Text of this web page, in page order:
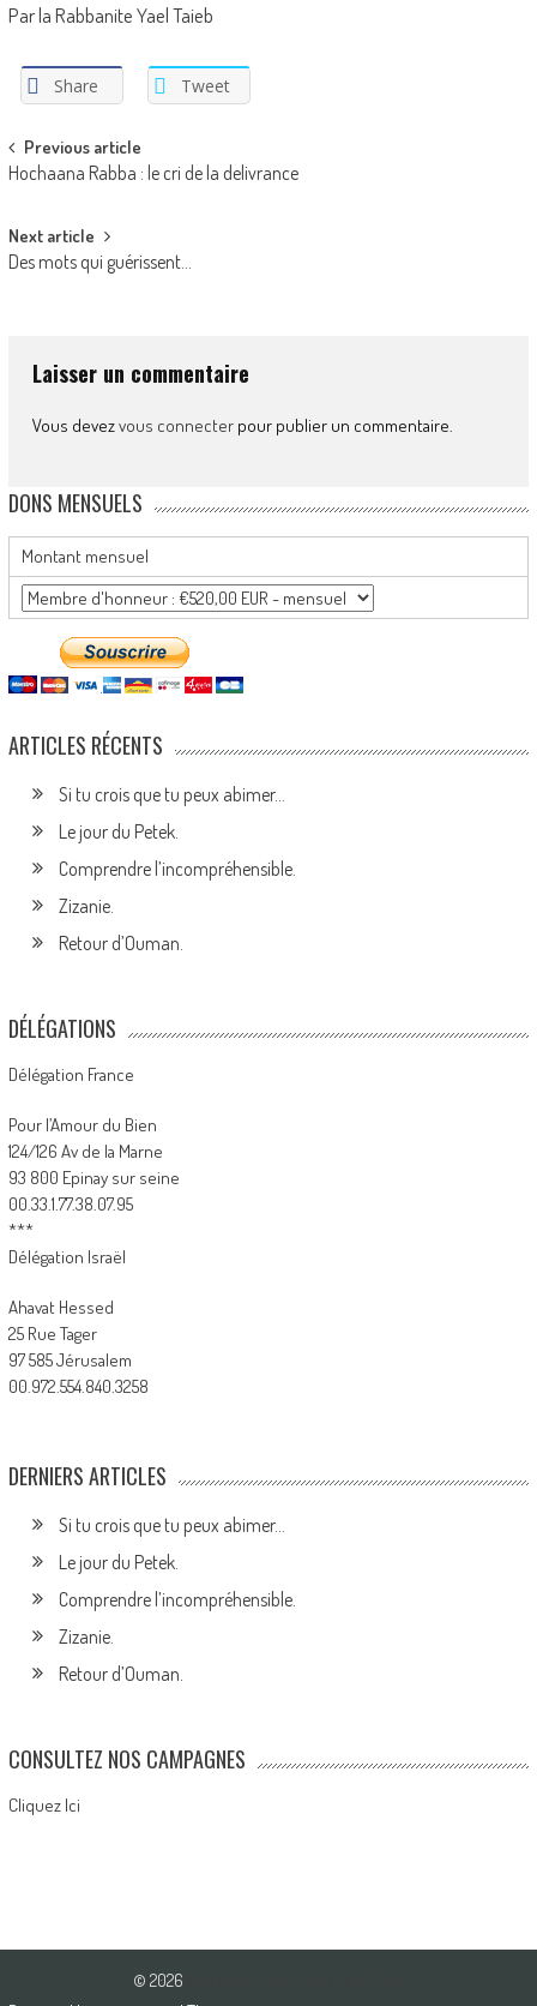
Par la Rabbanite Yael Taieb
Share Tweet
Post
navigation
Previous article
Hochaana Rabba : le cri de la delivrance
Next article
Des mots qui guérissent…
Laisser un commentaire
Vous devezvous connecterpour publier un commentaire.
DONS MENSUELS
Montant mensuel
ARTICLES RÉCENTS
Si tu crois que tu peux abimer…
Le jour du Petek.
Comprendre l’incompréhensible.
Zizanie.
Retour d’Ouman.
DÉLÉGATIONS
Délégation France
Pour l’Amour du Bien
124/126 Av de la Marne
93 800 Epinay sur seine
00.33.1.77.38.07.95
***
Délégation Israël
Ahavat Hessed
25 Rue Tager
97 585 Jérusalem
00.972.554.840.3258
DERNIERS ARTICLES
Si tu crois que tu peux abimer…
Le jour du Petek.
Comprendre l’incompréhensible.
Zizanie.
Retour d’Ouman.
CONSULTEZ NOS CAMPAGNES
Cliquez Ici
© 2026